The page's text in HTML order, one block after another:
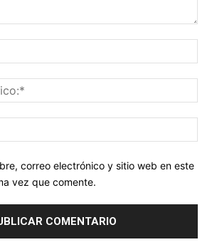
correo electrónico y sitio web en este
vez que comente.